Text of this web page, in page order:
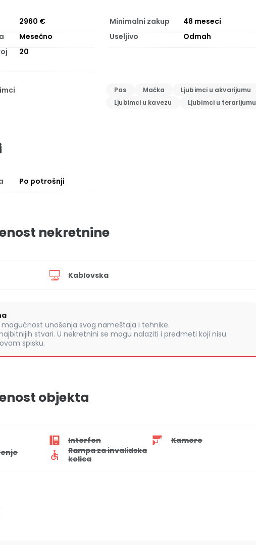
2960 € Minimalni zakup 48 meseci
Mesečno Useljivo
Odmah
20
Pas Mačka
Ljubimci u akvarijumu
Ljubimci u kavezu
Ljubimci u terarijumu
Po potrošnji
nekretnine
Kablovska
unošenja svog nameštaja i tehnike.
stvari. U nekretnini se mogu nalaziti i predmeti koji nisu
spisku.
objekta
Interfon
Kamere
Rampa za invalidska
kolica